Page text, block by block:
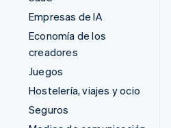
Empresas de IA
Economía de los
creadores
Juegos
Hostelería, viajes y ocio
Seguros